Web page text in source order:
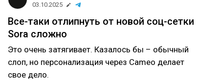
03.10.2025
Все-таки отлипнуть от новой соц-сетки
Sora сложно
Это очень затягивает. Казалось бы – обычный
слоп, но персонализация через Cameo делает
свое дело.